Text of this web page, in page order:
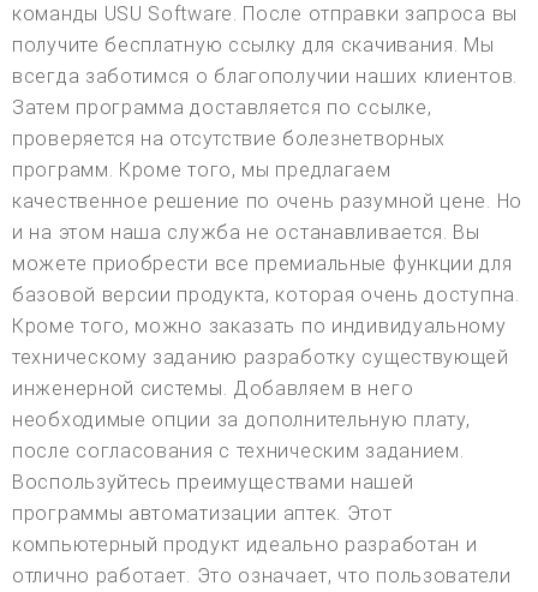
команды USU Software. После отправки запроса вы
получите бесплатную ссылку для скачивания. Мы
всегда заботимся о благополучии наших клиентов.
Затем программа доставляется по ссылке,
проверяется на отсутствие болезнетворных
программ. Кроме того, мы предлагаем
качественное решение по очень разумной цене. Но
и на этом наша служба не останавливается. Вы
можете приобрести все премиальные функции для
базовой версии продукта, которая очень доступна.
Кроме того, можно заказать по индивидуальному
техническому заданию разработку существующей
инженерной системы. Добавляем в него
необходимые опции за дополнительную плату,
после согласования с техническим заданием.
Воспользуйтесь преимуществами нашей
программы автоматизации аптек. Этот
компьютерный продукт идеально разработан и
отлично работает. Это означает, что пользователи